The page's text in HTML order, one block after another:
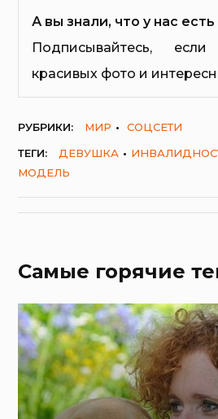
А вы знали, что у нас есть
Подписывайтесь,
красивых фото и
РУБРИКИ: МИР
СОЦСЕТИ
ТЕГИ:
ДЕВУШКА
МОДЕЛЬ
Самые горячие